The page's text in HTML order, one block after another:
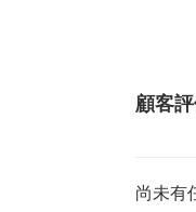
顧客
尚未有